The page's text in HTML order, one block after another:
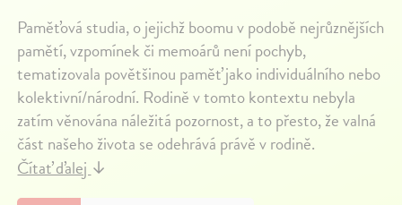
Paměťová studia, o jejichž boomu v podobě nejrůznějších
pamětí, vzpomínek či memoárů není pochyb,
tematizovala povětšinou paměť jako individuálního nebo
kolektivní/národní. Rodině v tomto kontextu nebyla
zatím věnována náležitá pozornost, a to přesto, že valná
část našeho života se odehrává právě v rodině.
Čítať ďalej ↓